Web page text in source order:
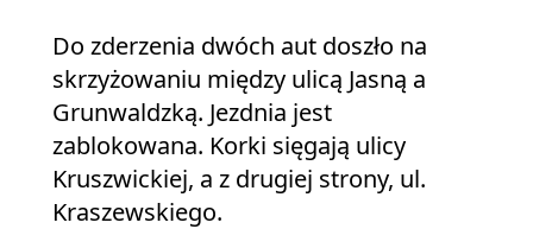
Do zderzenia dwóch aut doszło na
skrzyżowaniu między ulicą Jasną a
Grunwaldzką. Jezdnia jest
zablokowana. Korki sięgają ulicy
Kruszwickiej, a z drugiej strony, ul.
Kraszewskiego.